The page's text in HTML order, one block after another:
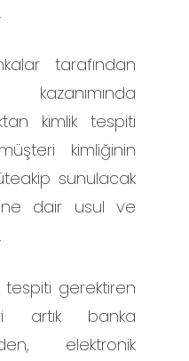
tarafından
kimlik tespiti
kimliğinin
sunulacak
dair usul ve
tespiti gerektiren
artık banka
elektronik